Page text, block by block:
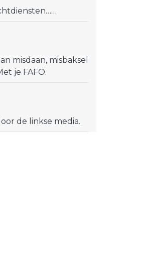
misdaan, misbaksel
je FAFO.
de linkse media.